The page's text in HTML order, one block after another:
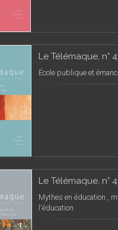
Le Télémaque, n°
École publique et
Le Télémaque, n°
Mythes en éducation ,
l'éducation